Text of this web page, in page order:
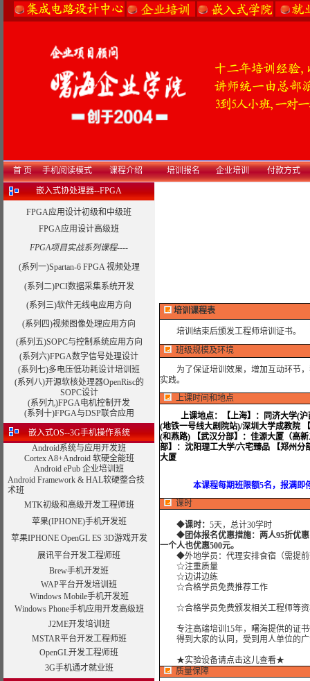
首 页 手机阅读模式 课程介绍 培训报名 企业培训 付款方式
嵌入式协处理器--FPGA
FPGA应用设计初级和中级班
FPGA应用设计高级班
FPGA项目实战系列课程----
(系列一)Spartan-6 FPGA 视频处理
(系列二)PCI数据采集系统开发
(系列三)软件无线电应用方向
(系列四)视频图像处理应用方向
(系列五)SOPC与控制系统应用方向
(系列六)FPGA数字信号处理设计
(系列七)多电压低功耗设计培训班
(系列八)开源软核处理器OpenRisc的
SOPC设计
(系列九)FPGA电机控制开发
(系列十)FPGA与DSP联合应用
嵌入式OS--3G手机操作系统
Android系统与应用开发班
Cortex A8+Android 软硬全能班
Android ePub 企业培训班
Android Framework & HAL软硬整合技
术班
MTK初级和高级开发工程师班
苹果(IPHONE)手机开发班
苹果IPHONE OpenGL ES 3D游戏开发
展讯平台开发工程师班
Brew手机开发班
WAP平台开发培训班
Windows Mobile手机开发班
Windows Phone手机应用开发高级班
J2ME开发培训班
MSTAR平台开发工程师班
OpenGL开发工程师班
3G手机通才就业班
培训课程表
培训结束后颁发工程师培训证书。
班级规模及环境
为了保证培训效果，增加互动环节，
实践。
上课时间和地点
上课地点：
【上海】：同济大学(
(地铁一号线大剧院站)/深圳大学成教院
(和燕路) 【武汉分部】：佳源大厦（高
部】：沈阳理工大学/六宅臻品 【郑州
大厦
本课程每期班限额5名，报满即停
课时
◆课时： 5天，总计30学时
◆团体报名优惠措施：两人95折优
一个人也优惠500元。
◆外地学员：代理安排食宿（需提前
☆注重质量
☆边讲边练
☆合格学员免费推荐工作
☆合格学员免费颁发相关工程师等资
专注高端培训15年，曙海提供的证书
得到大家的认同，受到用人单位的广
★实验设备请点击这儿查看★
质量保障